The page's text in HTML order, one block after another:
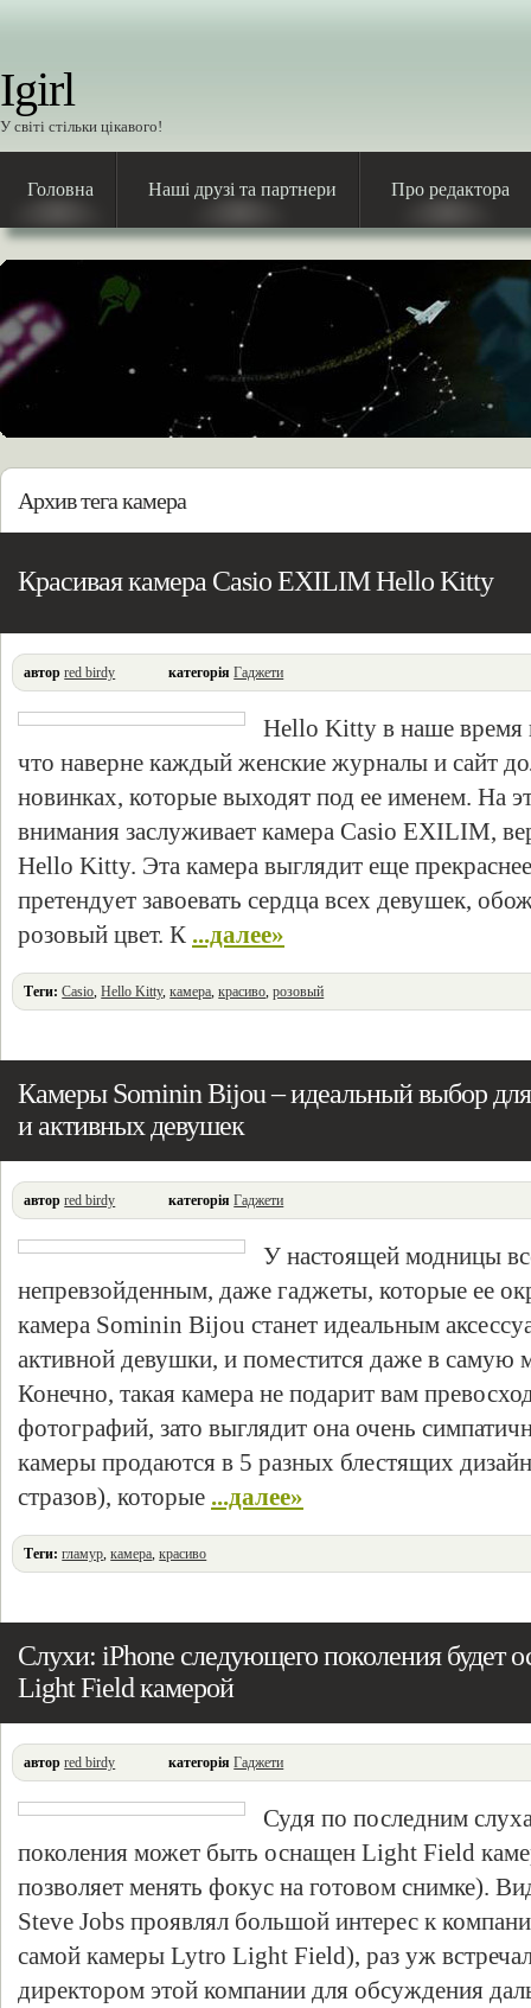
Igirl
У світі стільки цікавого!
Головна Наші друзі та партнери Про редактора
Архив тега камера
Красивая камера Casio EXILIM Hello Kitty
автор red birdy категорія Гаджети
Hello Kitty в наше время
что наверне каждый женские журналы и сайт
новинках, которые выходят под ее именем. На
внимания заслуживает камера Casio EXILIM,
Hello Kitty. Эта камера выглядит еще
претендует завоевать сердца всех девушек,
розовый цвет. К ...далее»
Теги: Casio,Hello Kitty,камера,красиво,розовый
Камеры Sominin Bijou – идеальный выбор
и активных девушек
автор red birdy категорія Гаджети
У настоящей модницы
непревзойденным, даже гаджеты, которые ее
камера Sominin Bijou станет идеальным
активной девушки, и поместится даже в самую
Конечно, такая камера не подарит вам
фотографий, зато выглядит она очень
камеры продаются в 5 разных блестящих
стразов), которые ...далее»
Теги: гламур,камера,красиво
Слухи: iPhone следующего поколения будет
Light Field камерой
автор red birdy категорія Гаджети
Судя по последним
поколения может быть оснащен Light Field
позволяет менять фокус на готовом снимке).
Steve Jobs проявлял большой интерес к
самой камеры Lytro Light Field), раз уж
директором этой компании для обсуждения